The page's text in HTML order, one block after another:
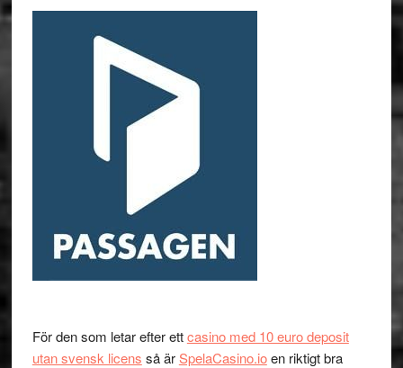
För den som letar efter ettcasino med 10 euro deposit
utan svensk licens så ärSpelaCasino.ioen riktigt bra